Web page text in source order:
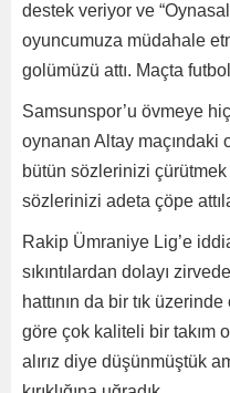
destek veriyor ve
oyuncumuza müdahale
golümüzü attı. Maçta
Samsunspor’u övmeye
oynanan Altay maçındaki
bütün sözlerinizi
sözlerinizi adeta çöpe
Rakip Ümraniye Lig’e
sıkıntılardan dolayı
hattının da bir tık
göre çok kaliteli bir takım
alırız diye düşünmüştük